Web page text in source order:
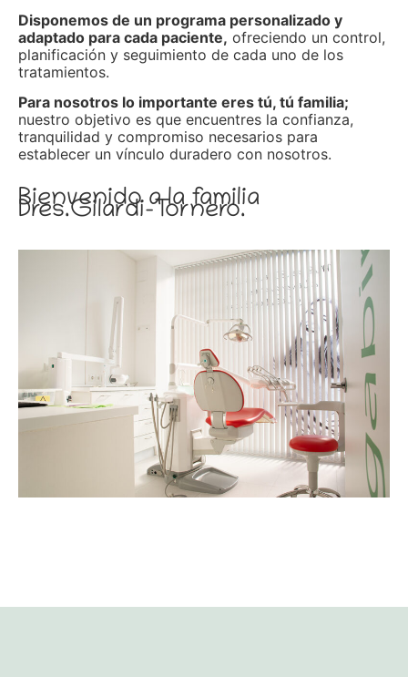
Disponemos de un programa personalizado y
adaptado para cada paciente, ofreciendo un control,
planificación y seguimiento de cada uno de los
tratamientos.
Para nosotros lo importante eres tú, tú familia;
nuestro objetivo es que encuentres la confianza,
tranquilidad y compromiso necesarios para
establecer un vínculo duradero con nosotros.
Bienvenido a la familia
Dres.Gilardi-Tornero.